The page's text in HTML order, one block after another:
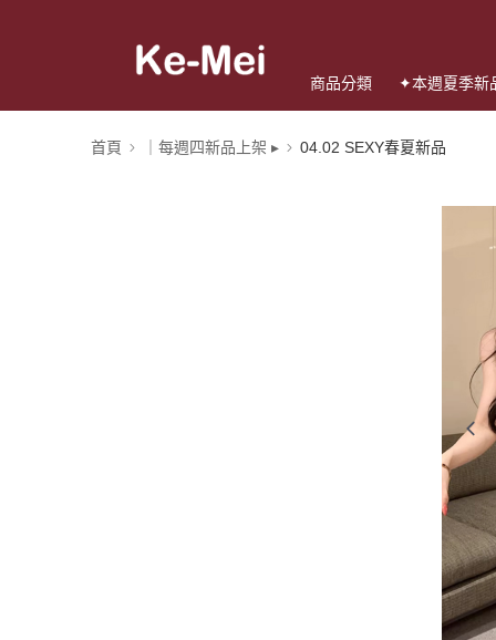
商品分類 ✦本週夏季新
首頁 ｜每週四新品上架 ▸ 04.02 SEXY春夏新品